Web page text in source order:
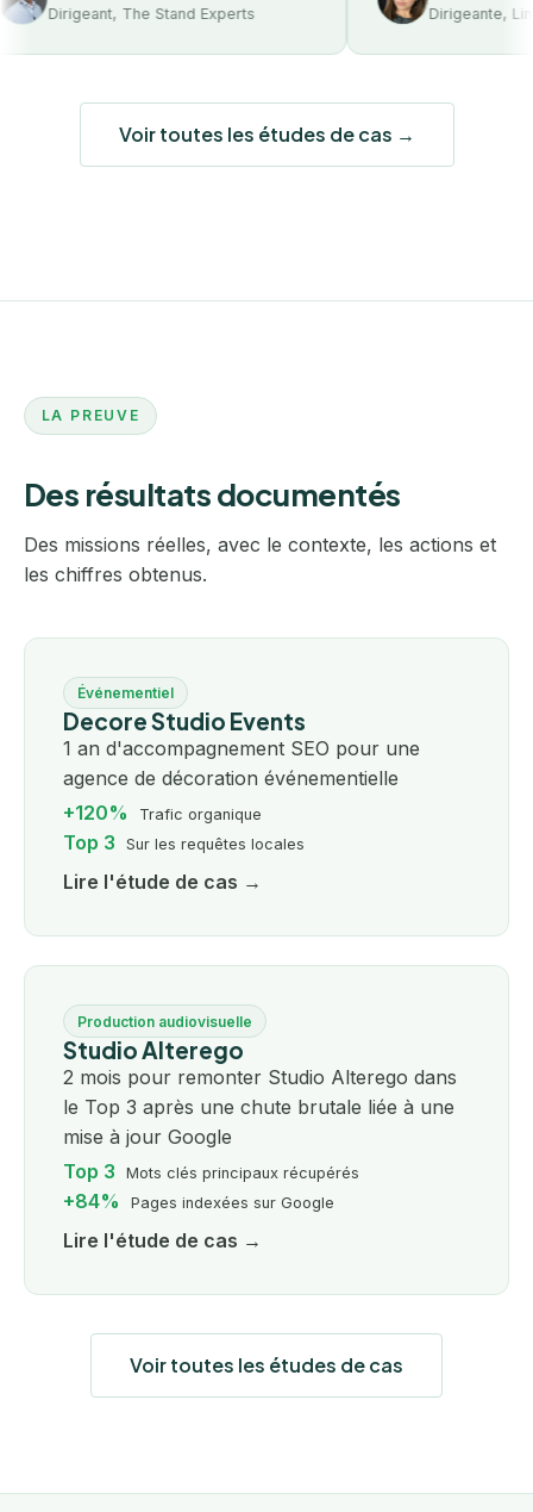
Dirigeant, The Stand Experts Dirigeante, Lime &
Voir toutes les études de cas →
LA PREUVE
Des résultats documentés
Des missions réelles, avec le contexte, les actions et
les chiffres obtenus.
Événementiel
Decore Studio Events
1 an d'accompagnement SEO pour une
agence de décoration événementielle
+120%
Trafic organique
Top 3 Sur les requêtes locales
Lire l'étude de cas →
Production audiovisuelle
Studio Alterego
2 mois pour remonter Studio Alterego dans
le Top 3 après une chute brutale liée à une
mise à jour Google
Top 3
Mots clés principaux récupérés
+84% Pages indexées sur Google
Lire l'étude de cas →
Voir toutes les études de cas